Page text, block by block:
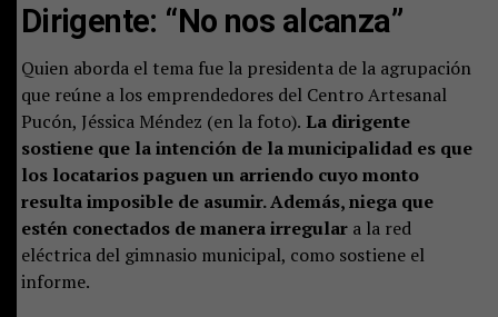
Dirigente: “No nos alcanza”
Quien aborda el tema fue la presidenta de la agrupación
que reúne a los emprendedores del Centro Artesanal
Pucón, Jéssica Méndez (en la foto). La dirigente
sostiene que la intención de la municipalidad es que
los locatarios paguen un arriendo cuyo monto
resulta imposible de asumir. Además, niega que
estén conectados de manera irregulara la red
eléctrica del gimnasio municipal, como sostiene el
informe.